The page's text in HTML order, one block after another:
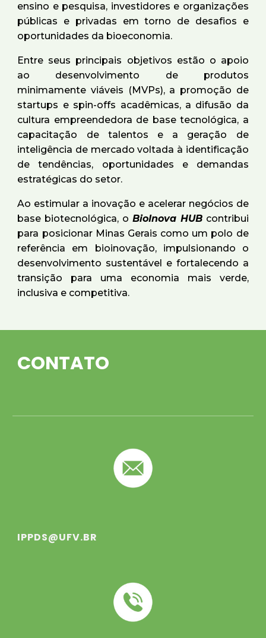
ensino e pesquisa, investidores e organizações
públicas e privadas em torno de desafios e
oportunidades da bioeconomia.
Entre seus principais objetivos estão o apoio
ao desenvolvimento de produtos
minimamente viáveis (MVPs), a promoção de
startups e spin-offs acadêmicas, a difusão da
cultura empreendedora de base tecnológica, a
capacitação de talentos e a geração de
inteligência de mercado voltada à identificação
de tendências, oportunidades e demandas
estratégicas do setor.
Ao estimular a inovação e acelerar negócios de
base biotecnológica, o BioInova HUBcontribui
para posicionar Minas Gerais como um polo de
referência em bioinovação, impulsionando o
desenvolvimento sustentável e fortalecendo a
transição para uma economia mais verde,
inclusiva e competitiva.
CONTATO
IPPDS@UFV.BR